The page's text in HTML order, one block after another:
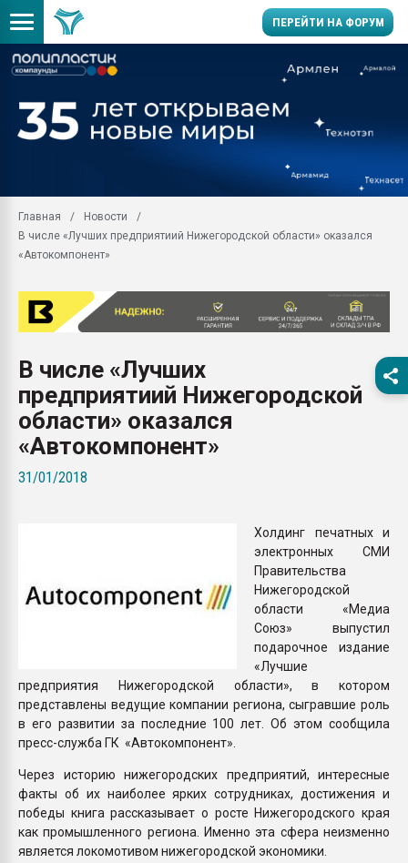
ПЕРЕЙТИ НА ФОРУМ
производство SPC
заводу пластмасс"
28.07.2026
первый план в
28.07.2026
ситуацией на
Главная
Новости
В числе «Лучших предприятиий Нижегородской области» оказался
«Автокомпонент»
В числе «Лучших
предприятиий Нижегородской
области» оказался
«Автокомпонент»
31/01/2018
Холдинг печатных и
электронных СМИ
Правительства
Нижегородской
области «Медиа
Союз» выпустил
подарочное издание
«Лучшие
предприятия Нижегородской области», в котором
представлены ведущие компании региона, сыгравшие роль
в его развитии за последние 100 лет. Об этом сообщила
пресс-служба ГК «Автокомпонент».
Через историю нижегородских предприятий, интересные
факты об их наиболее ярких сотрудниках, достижения и
победы книга рассказывает о росте Нижегородского края
как промышленного региона. Именно эта сфера неизменно
является локомотивом нижегородской экономики.